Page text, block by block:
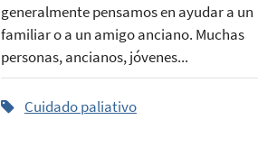
generalmente pensamos en ayudar a un
familiar o a un amigo anciano. Muchas
personas, ancianos, jóvenes...
Cuidado paliativo